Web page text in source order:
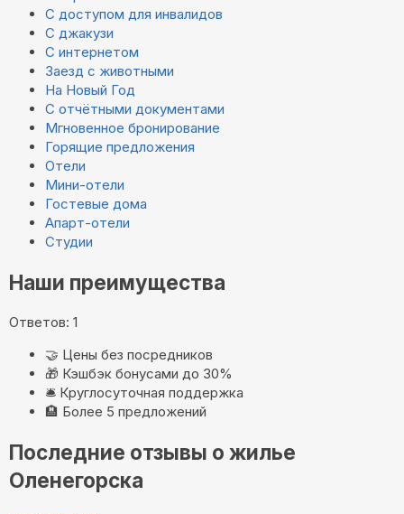
С доступом для инвалидов
С джакузи
С интернетом
Заезд с животными
На Новый Год
С отчётными документами
Мгновенное бронирование
Горящие предложения
Отели
Мини-отели
Гостевые дома
Апарт-отели
Студии
Наши преимущества
Ответов: 1
🤝 Цены без посредников
🎁 Кэшбэк бонусами до 30%
🛎️ Круглосуточная поддержка
🏨 Более 5 предложений
Последние отзывы о жилье
Оленегорска